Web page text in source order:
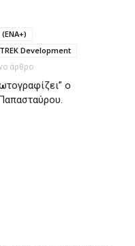
(ΕΝΑ+)
Development
άρθρο
ο